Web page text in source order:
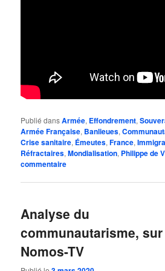
Publié dansArmée, Effondrement,
Armée Française, Banlieues,
Crise sanitaire, Émeutes,France,
Réfractaires,Mondialisation, Philippe de
commentaire
Analyse du
communautarisme, sur
Nomos-TV